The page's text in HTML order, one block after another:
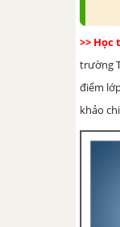
>>
trường
điểm
khảo